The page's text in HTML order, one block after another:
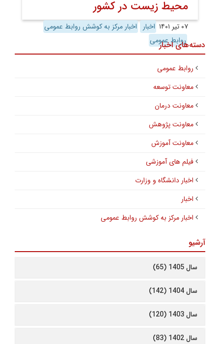
محیط زیست در کشور
۰۷ تیر ۱۴۰۱ اخبار
اخبار مرکز به کوشش روابط عمومی
روابط عمومی
دسته‌های اخبار
روابط عمومی
معاونت توسعه
معاونت درمان
معاونت پژوهش
معاونت آموزش
فیلم های آموزشی
اخبار دانشگاه و وزارت
اخبار
اخبار مرکز به کوشش روابط عمومی
آرشیو
سال 1405 (65)
سال 1404 (142)
سال 1403 (120)
سال 1402 (83)